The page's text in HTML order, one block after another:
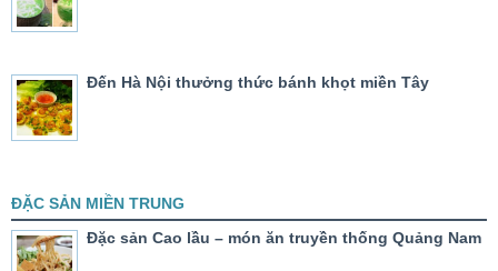
Đến Hà Nội thưởng thức bánh khọt miền Tây
ĐẶC SẢN MIỀN TRUNG
Đặc sản Cao lầu – món ăn truyền thống Quảng Nam